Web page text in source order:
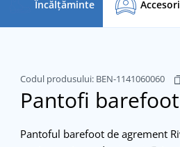
Încălţăminte
Codul produsului: BEN-1141060060
Pantofi
Pantoful barefoot de agrement